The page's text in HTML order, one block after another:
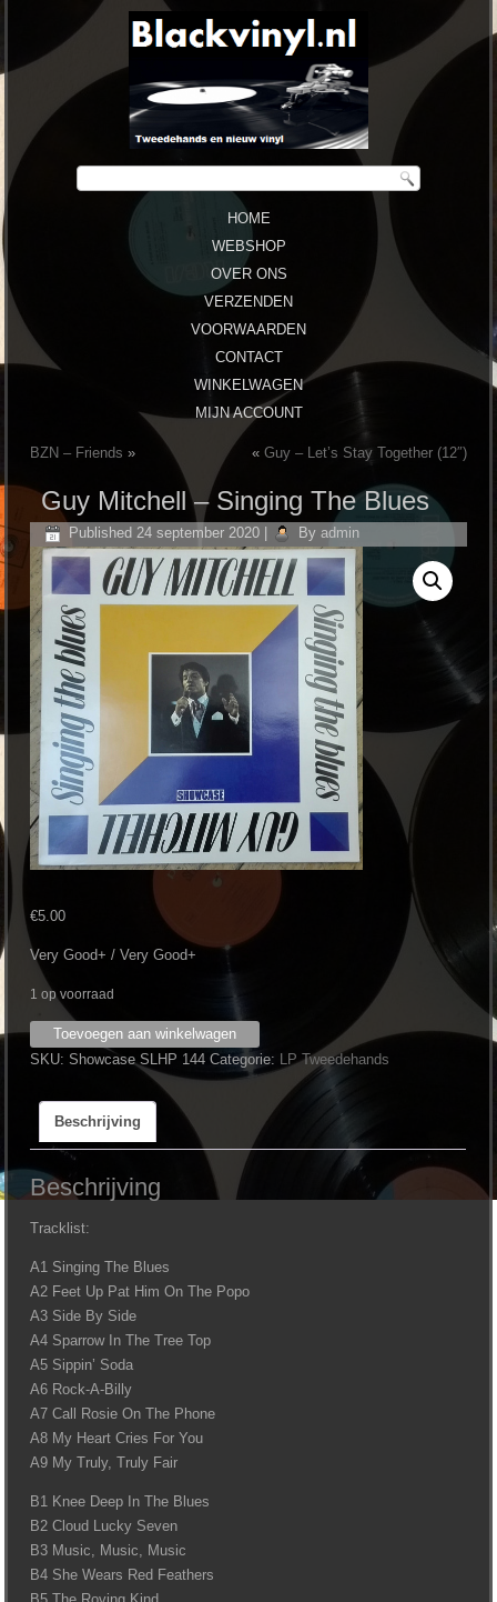
HOME
WEBSHOP
OVER ONS
VERZENDEN
VOORWAARDEN
CONTACT
WINKELWAGEN
MIJN ACCOUNT
BZN ‎– Friends » « Guy – Let’s Stay Together (12″)
Guy Mitchell – Singing The Blues
Published 24 september 2020 By admin
€5.00
Very Good+ / Very Good+
1 op voorraad
Guy
Mitchell
Singing
Blues
aantal
Toevoegen aan winkelwagen
SKU:Showcase SLHP 144 Categorie: LP Tweedehands
Beschrijving
Beschrijving
Tracklist:
A1 Singing The Blues
A2 Feet Up Pat Him On The Popo
A3 Side By Side
A4 Sparrow In The Tree Top
A5 Sippin’ Soda
A6 Rock-A-Billy
A7 Call Rosie On The Phone
A8 My Heart Cries For You
A9 My Truly, Truly Fair
B1 Knee Deep In The Blues
B2 Cloud Lucky Seven
B3 Music, Music, Music
B4 She Wears Red Feathers